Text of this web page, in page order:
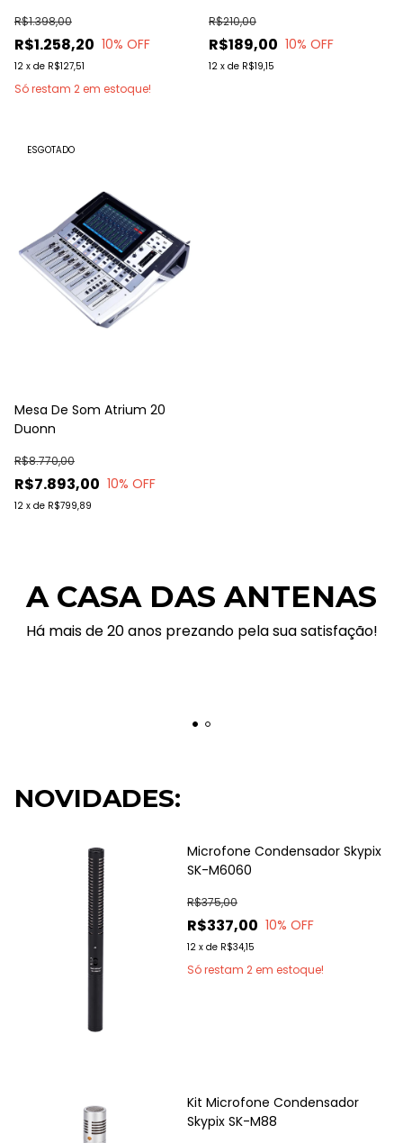
R$1.258,20
R$1.398,00
10% OFF
12 x de R$127,51
Só restam 2 em estoque!
R$189,00
R$210,00
10% OFF
12 x de R$19,15
ESGOTADO
Mesa De Som Atrium 20
Duonn
R$7.893,00
R$8.770,00
10% OFF
12 x de R$799,89
A CASA DAS ANTENAS
Há mais de 20 anos prezando pela sua satisfação!
NOVIDADES:
Microfone Condensador Skypix
SK-M6060
R$337,00
R$375,00
10% OFF
12 x de R$34,15
Só restam 2 em estoque!
Kit Microfone Condensador
Skypix SK-M88